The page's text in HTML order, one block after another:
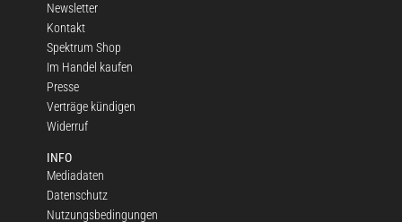
Newsletter
Kontakt
Spektrum Shop
Im Handel kaufen
Presse
Verträge kündigen
Widerruf
INFO
Mediadaten
Datenschutz
Nutzungsbedingungen